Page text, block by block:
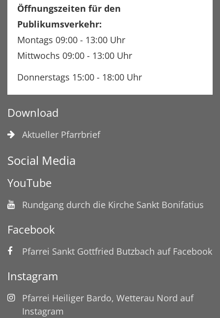
Öffnungszeiten für den
Publikumsverkehr:
Montags 09:00 - 13:00 Uhr
Mittwochs 09:00 - 13:00 Uhr
Donnerstags 15:00 - 18:00 Uhr
Download
Aktueller Pfarrbrief
Social Media
YouTube
Rundgang durch die Kirche Sankt Bonifatius
Facebook
Pfarrei Sankt Gottfried Butzbach auf Facebook
Instagram
Pfarrei Heiliger Bardo, Wetterau Nord auf
Instagram